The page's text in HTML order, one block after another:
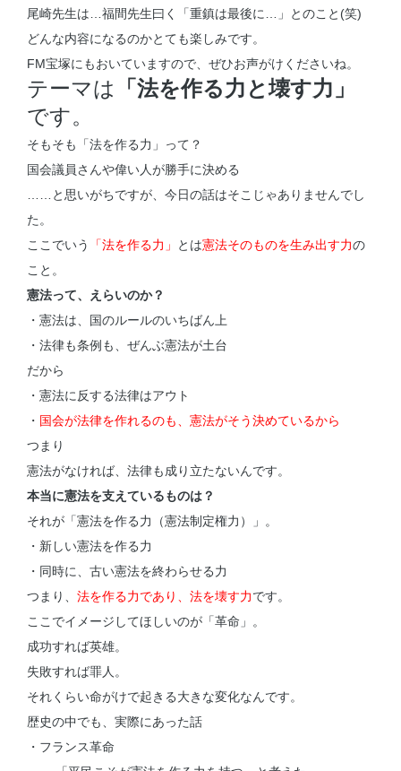
尾崎先生は…福間先生曰く「重鎮は最後に…」とのこと(笑)
どんな内容になるのかとても楽しみです。
FM宝塚にもおいていますので、ぜひお声がけくださいね。
テーマは
「法を作る力と壊す力」
です。
そもそも「法を作る力」って？
国会議員さんや偉い人が勝手に決める
……と思いがちですが、今日の話はそこじゃありませんでし
た。
ここでいう
「法を作る力」 とは憲法そのものを生み出す力の
こと。
憲法って、えらいのか？
・憲法は、国のルールのいちばん上
・法律も条例も、ぜんぶ憲法が土台
だから
・憲法に反する法律はアウト
・ 国会が法律を作れるのも、憲法がそう決めているから
つまり
憲法がなければ、法律も成り立たないんです。
本当に憲法を支えているものは？
それが「憲法を作る力（憲法制定権力）」。
・新しい憲法を作る力
・同時に、古い憲法を終わらせる力
つまり、 法を作る力であり、法を壊す力です。
ここでイメージしてほしいのが「革命」。
成功すれば英雄。
失敗すれば罪人。
それくらい命がけで起きる大きな変化なんです。
歴史の中でも、実際にあった話
・フランス革命